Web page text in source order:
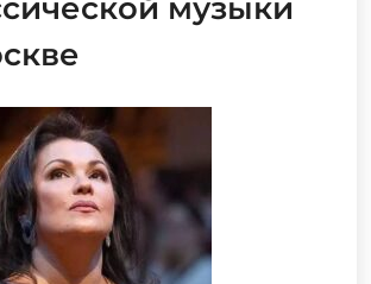
музыки